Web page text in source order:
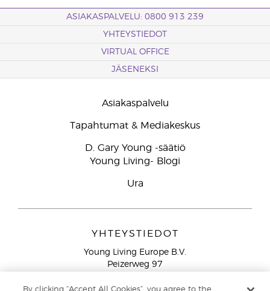
ASIAKASPALVELU: 0800 913 239
YHTEYSTIEDOT
VIRTUAL OFFICE
JÄSENEKSI
Asiakaspalvelu
Tapahtumat & Mediakeskus
D. Gary Young -säätiö
Young Living- Blogi
Ura
YHTEYSTIEDOT
Young Living Europe B.V.
Peizerweg 97
Netherlands